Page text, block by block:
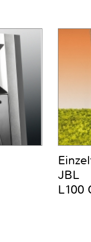
JBL
L100